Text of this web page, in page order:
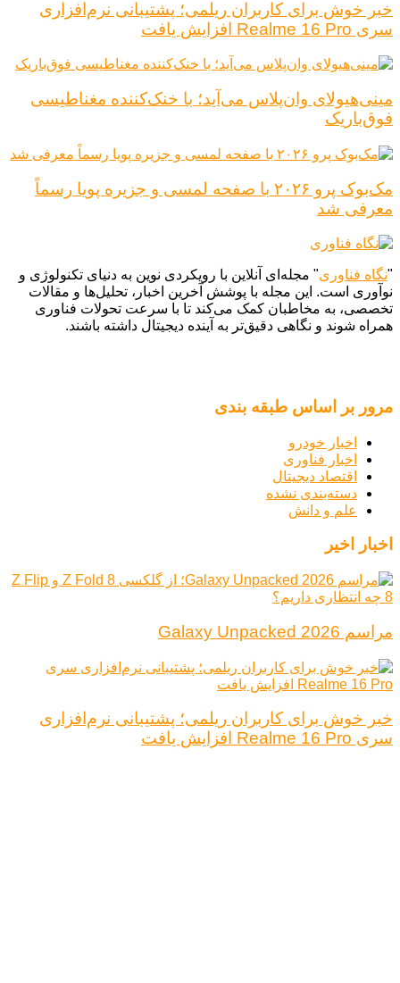
خبر خوش برای کاربران ریلمی؛ پشتیبانی نرم‌افزاری
سری Realme 16 Pro افزایش یافت
مینی‌هیولای وان‌پلاس می‌آید؛ با خنک‌کننده مغناطیسی
فوق‌باریک
مک‌بوک پرو ۲۰۲۶ با صفحه لمسی و جزیره پویا رسماً
معرفی شد
"نگاه فناوری" مجله‌ای آنلاین با رویکردی نوین به دنیای تکنولوژی و
نوآوری است. این مجله با پوشش آخرین اخبار، تحلیل‌ها و مقالات
تخصصی، به مخاطبان کمک می‌کند تا با سرعت تحولات فناوری
همراه شوند و نگاهی دقیق‌تر به آینده دیجیتال داشته باشند.
مرور بر اساس طبقه بندی
اخبار خودرو
اخبار فناوری
اقتصاد دیجیتال
دسته‌بندی نشده
علم و دانش
اخبار اخیر
مراسم Galaxy Unpacked 2026
خبر خوش برای کاربران ریلمی؛ پشتیبانی نرم‌افزاری
سری Realme 16 Pro افزایش یافت